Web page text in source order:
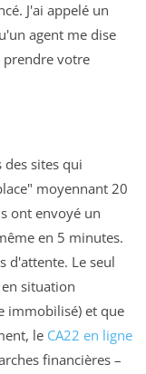
J'ai appelé un
agent me dise
prendre votre
sites qui
moyennant 20
ont envoyé un
en 5 minutes.
d'attente. Le seul
situation
immobilisé) et que
le CA22 en ligne
financières –